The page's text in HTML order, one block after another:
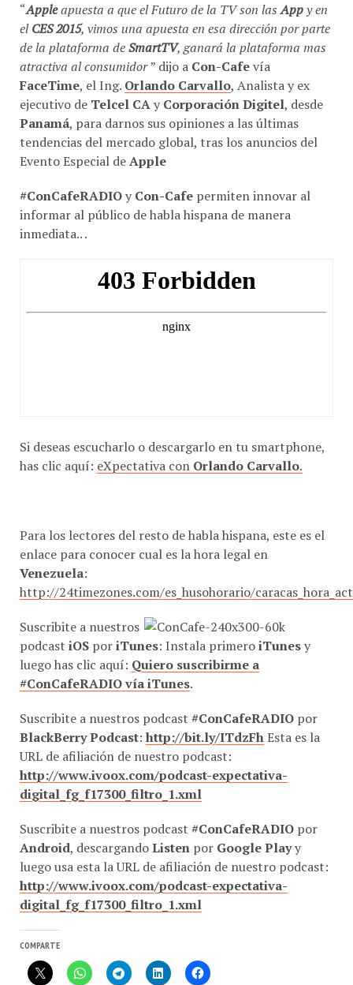
“Appleapuesta a que el Futuro de la TV son lasAppy en
elCES 2015, vimos una apuesta en esa dirección por parte
de la plataforma deSmartTV, ganará la plataforma mas
atractiva al consumidor” dijo a Con-Cafevía
FaceTime, el Ing. Orlando Carvallo, Analista y ex
ejecutivo de Telcel CAy Corporación Digitel, desde
Panamá, para darnos sus opiniones a las últimas
tendencias del mercado global, tras los anuncios del
Evento Especial deApple
#ConCafeRADIOy Con-Cafe permiten innovar al
informar al público de habla hispana de manera
inmediata.. .
Si deseas escucharlo o descargarlo en tu smartphone,
has clic aquí: eXpectativa con Orlando Carvallo.
Para los lectores del resto de habla hispana, este es el
enlace para conocer cual es la hora legal en
Venezuela:
http://24timezones.com/es_husohorario/
Suscribite a nuestros
podcast iOS poriTunes: Instala primeroiTunesy
luego has clic aquí: Quiero suscribirme a
#ConCafeRADIO vía iTunes.
Suscribite a nuestros podcast #ConCafeRADIO por
BlackBerry Podcast: http://bit.ly/ITdzFhEsta es la
URL de afiliación de nuestro podcast:
http://www.ivoox.com/podcast-expectativa-
digital_fg_f17300_filtro_1.xml
Suscribite a nuestros podcast #ConCafeRADIO por
Android, descargandoListen por Google Playy
luego usa esta la URL de afiliación de nuestro podcast:
http://www.ivoox.com/podcast-expectativa-
digital_fg_f17300_filtro_1.xml
COMPARTE